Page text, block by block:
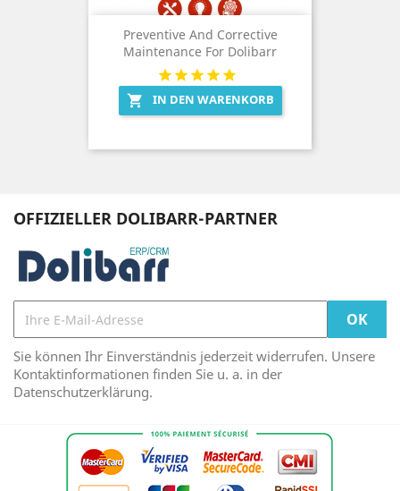
Preventive And Corrective
Maintenance For Dolibarr
 IN DEN WARENKORB
OFFIZIELLER DOLIBARR-PARTNER
Sie können Ihr Einverständnis jederzeit widerrufen. Unsere
Kontaktinformationen finden Sie u. a. in der
Datenschutzerklärung.